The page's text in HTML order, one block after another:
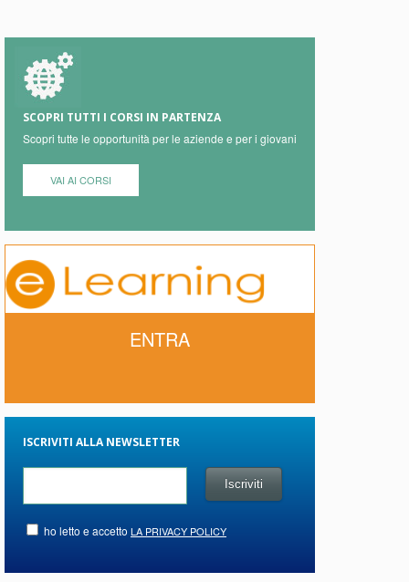
SCOPRI TUTTI I CORSI IN PARTENZA
Scopri tutte le opportunità per le aziende e per i giovani
VAI AI CORSI
ENTRA
ISCRIVITI ALLA NEWSLETTER
ho letto e accetto LA PRIVACY POLICY